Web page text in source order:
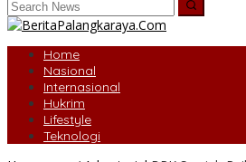
Home
Nasional
Internasional
Hukrim
Lifestyle
Teknologi